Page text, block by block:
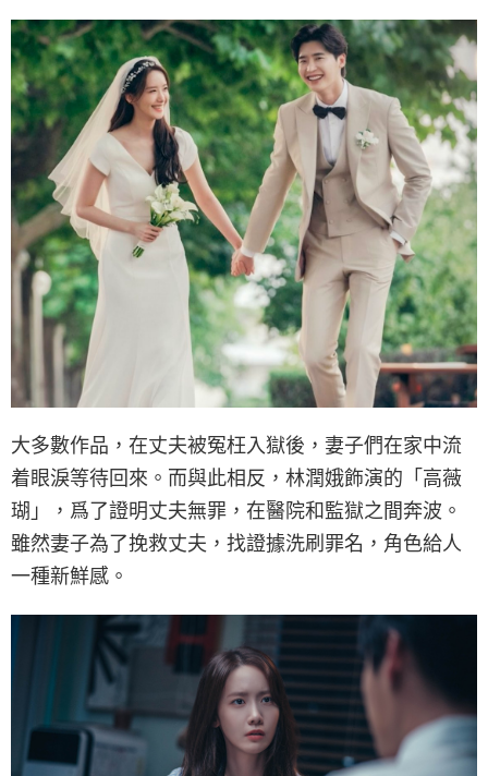
大多數作品，在丈夫被冤枉入獄後，妻子們在家中流
着眼淚等待回來。而與此相反，林潤娥飾演的「高薇
瑚」，爲了證明丈夫無罪，在醫院和監獄之間奔波。
雖然妻子為了挽救丈夫，找證據洗刷罪名，角色給人
一種新鮮感。